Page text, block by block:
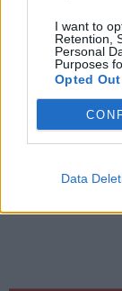
I want to
Retention,
Personal
Purposes
Opted Out
Data